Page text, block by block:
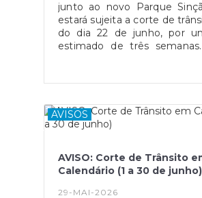
2026 HTTPS://
VNFECALENDARIO
junto ao novo Parque
estará sujeita a corte de
do dia 22 de junho, por
estimado de três semanas.
condicionamento resulta da
execução da
colaboração de todos os
perante os
recomendando-se a
percursos alternativos
período da
compreensão.
AVISOS
AVISO: Corte de Trânsito
Calendário (1 a 30 de junho)
29-MAI-2026